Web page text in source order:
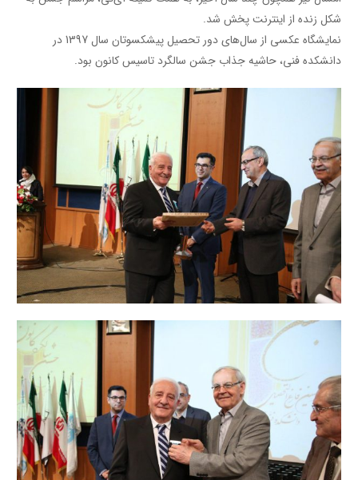
شکل زنده از اینترنت پخش شد.
نمایشگاه عکسی از سال‌های دور تحصیل پیشکسوتان سال 1397 در
دانشکده فنی، حاشیه جذاب جشن سالگرد تاسیس کانون بود.